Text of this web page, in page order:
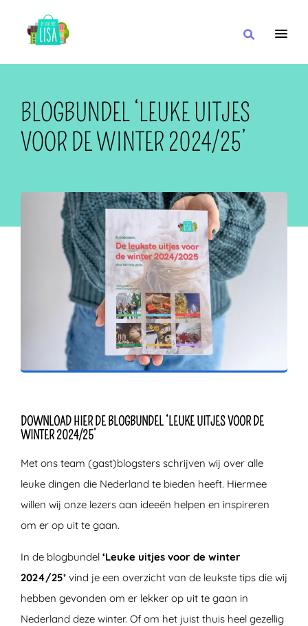
IN DE BUURT VAN
OF
BLOGBUNDEL ‘LEUKE UITJES
VOOR DE WINTER 2024/25’
DOWNLOAD HIER DE BLOGBUNDEL ‘LEUKE UITJES VOOR DE
WINTER 2024/25’
Met ons team (gast)blogsters schrijven wij over alle
leuke dingen die Nederland te bieden heeft. Hiermee
willen wij onze lezers aan ideeën helpen en inspireren
om er op uit te gaan.
In de blogbundel ‘Leuke uitjes voor de winter
2024/25’ vind je een overzicht van de leukste tips die wij
hebben gevonden om er lekker op uit te gaan in
Nederland deze winter. Of om het juist thuis heel gezellig